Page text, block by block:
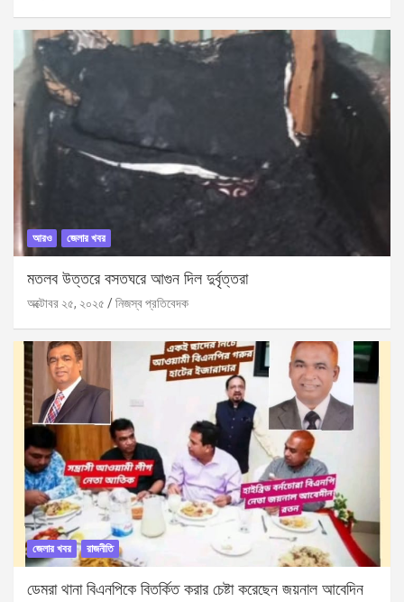
আরও জেলার খবর
মতলব উত্তরে বসতঘরে আগুন দিল দুর্বৃত্তরা
অক্টোবর ২৫, ২০২৫ নিজস্ব প্রতিবেদক
জেলার খবর রাজনীতি
ডেমরা থানা বিএনপিকে বিতর্কিত করার চেষ্টা করেছেন জয়নাল আবেদিন